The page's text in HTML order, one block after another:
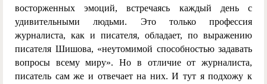
восторженных эмоций, встречаясь каждый день с
удивительными людьми. Это только профессия
журналиста, как и писателя, обладает, по выражению
писателя Шишова, «неутомимой способностью задавать
вопросы всему миру». Но в отличие от журналиста,
писатель сам же и отвечает на них. И тут я подхожу к